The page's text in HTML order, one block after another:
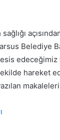
Belediye
edeceğimiz
hareket